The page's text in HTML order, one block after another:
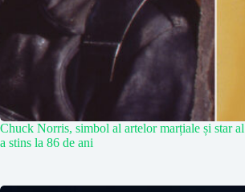
Chuck Norris, simbol al artelor marțiale și star
a stins la 86 de ani